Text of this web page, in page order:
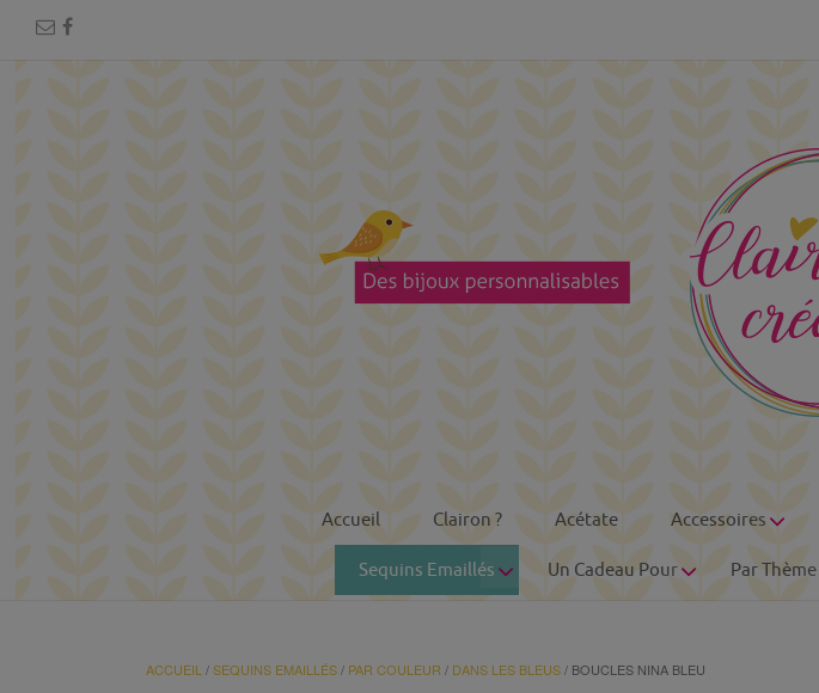
Accueil Clairon ? Acétate Accessoires
Sequins Emaillés Un Cadeau Pour Par Thème
ACCUEIL /SEQUINS EMAILLÉS/ PAR COULEUR / DANS LES BLEUS/ BOUCLES NINA BLEU